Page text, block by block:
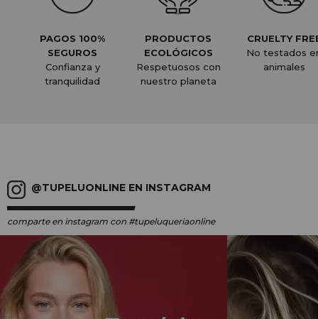
PAGOS 100%
SEGUROS
Confianza y
tranquilidad
PRODUCTOS
ECOLÓGICOS
Respetuosos con
nuestro planeta
CRUELTY
No testados
animales
@TUPELUONLINE EN INSTAGRAM
comparte en instagram con #tupeluqueriaonline